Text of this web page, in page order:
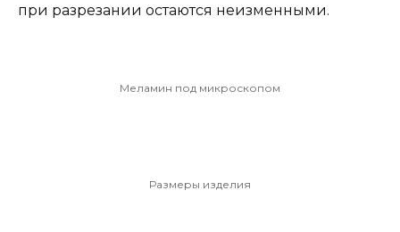
при разрезании остаются неизменными.
Меламин под микроскопом
Размеры изделия